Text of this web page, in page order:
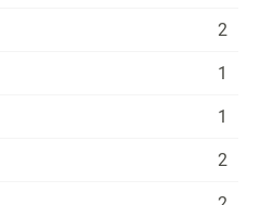
2
1
1
2